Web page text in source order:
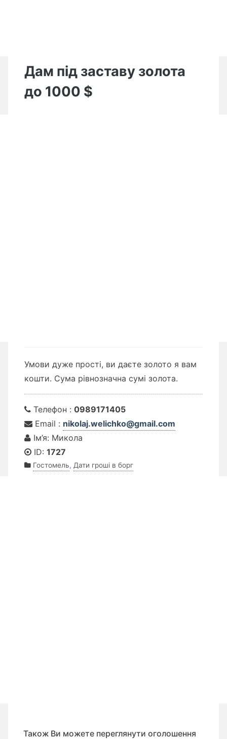
Дам під заставу золота
до 1000 $
Умови дуже прості, ви даєте золото я вам
кошти. Сума рівнозначна сумі золота.
Телефон : 0989171405
Email : nikolaj.welichko@gmail.com
Ім’я: Микола
ID: 1727
Гостомель, Дати гроші в борг
Також Ви можете переглянути оголошення